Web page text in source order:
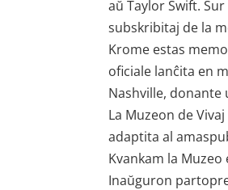
aŭ Taylor Swift.
subskribitaj de la
Krome estas
oficiale lanĉita en
Nashville,
La Muzeon de
adaptita al
Kvankam la
Inaŭguron